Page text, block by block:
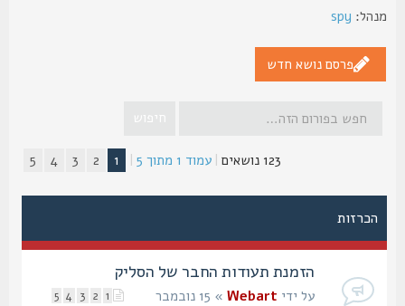
spy
פרסם נושא חדש
|עמוד1מתוך5
|
1
5
הכרזות
הזמנת תעודות החבר של הסליק
2
3
4
5 על ידיWebart
» 15 נובמבר